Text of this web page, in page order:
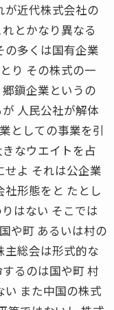
が近代株式会社の
とかなり異なる
の多くは国有企業
り その株式の一
鎭企業というの
人民公社が解体
としての事業を引
なウエイトを占
せよ それは公企業
形態をと たとし
はない そこでは
や町 あるいは村の
主総会は形式的な
るのは国や町 村
い また中国の株式